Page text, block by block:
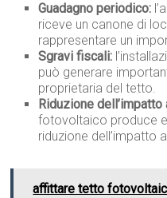
Guadagno periodico:
riceve un canone di
rappresentare un
Sgravi fiscali:
può generare
proprietaria del tetto.
Riduzione dell’impatto
fotovoltaico produce
riduzione dell’impatto
affittare tetto